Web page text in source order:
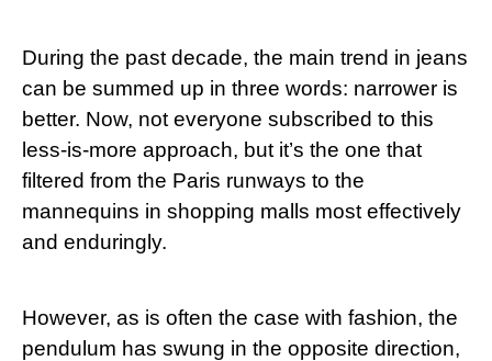
During ‍the past decade, the‍ main trend in jeans
can be summed up in three words: narrower is
better. Now, not⁣ everyone subscribed to this
less-is-more approach, but it’s the one that
⁣filtered from the Paris runways ⁢to ‍the
mannequins⁤ in shopping malls most effectively
and enduringly.
However, as is often the case with fashion, the
pendulum has swung in the opposite⁣ direction,